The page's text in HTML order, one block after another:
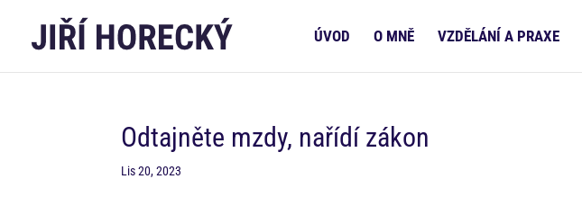
ÚVOD O MNĚ VZDĚLÁNÍ A PRAXE
Odtajněte mzdy, nařídí zákon
Lis 20, 2023